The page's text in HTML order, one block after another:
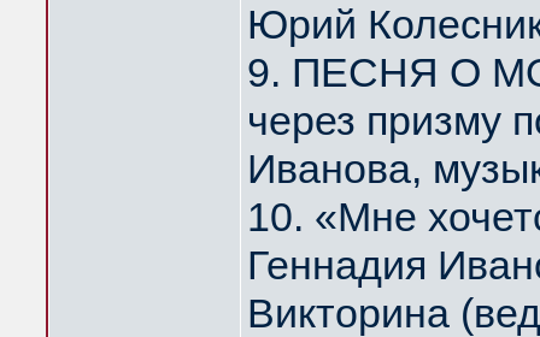
Юрий
9. ПЕСНЯ О
через призму
Иванова,
10. «Мне
Геннадия
Викторина